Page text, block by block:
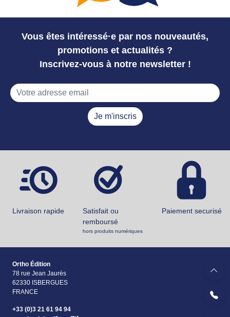
Vous êtes intéressé·e par nos nouveautés,
promotions et actualités ?
Inscrivez-vous à notre newsletter !
Je m'inscris
Livraison rapide
Satisfait ou
remboursé
hors produits numériques
Paiement securisé
Ortho Édition
78 rue Jean Jaurès
62330 ISBERGUES
FRANCE
+33 (0)3 21 61 94 94